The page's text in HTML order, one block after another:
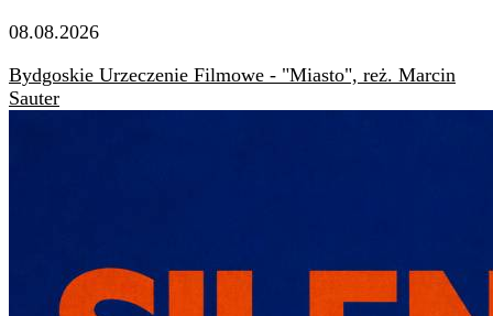
08.08.2026
Bydgoskie Urzeczenie Filmowe - "Miasto", reż. Marcin
Sauter